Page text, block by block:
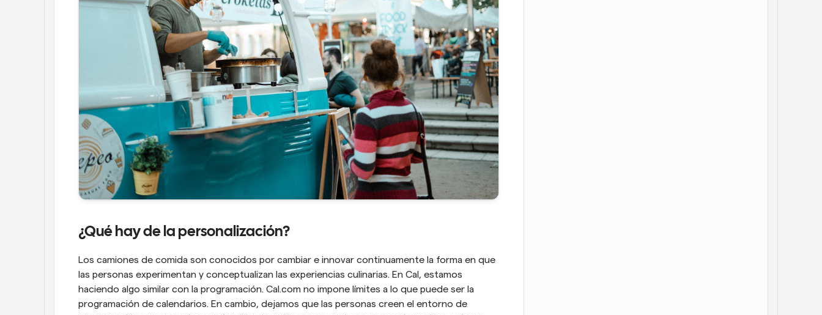
¿Qué hay de la personalización?
Los camiones de comida son conocidos por cambiar e innovar continuamente la forma en que
las personas experimentan y conceptualizan las experiencias culinarias. En Cal, estamos
haciendo algo similar con la programación. Cal.com no impone límites a lo que puede ser la
programación de calendarios. En cambio, dejamos que las personas creen el entorno de